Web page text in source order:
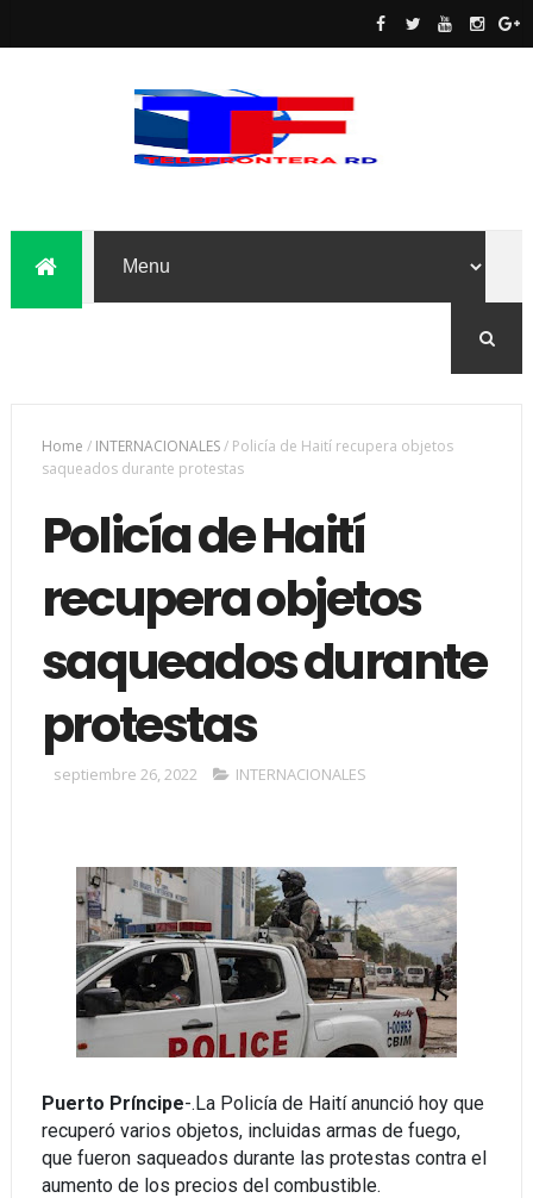
Home / INTERNACIONALES/ Policía de Haití recupera objetos
saqueados durante protestas
Policía de Haití
recupera objetos
saqueados durante
protestas
septiembre 26, 2022 INTERNACIONALES
Puerto Príncipe-.La Policía de Haití anunció hoy que
recuperó varios objetos, incluidas armas de fuego,
que fueron saqueados durante las protestas contra el
aumento de los precios del combustible.